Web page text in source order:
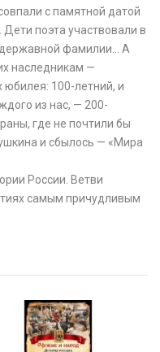
с памятной датой
поэта участвовали в
державной фамилии… А
наследникам —
юбилея: 100-летний, и
из нас, — 200-
где не почтили бы
и сбылось — «Мира
России. Ветви
самым причудливым